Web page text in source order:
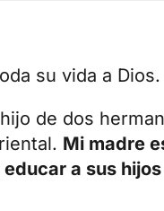
su vida a Dios.
de dos
Mi madre
a sus hijos